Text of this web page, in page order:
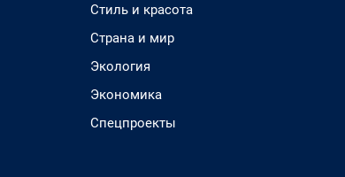
Стиль и красота
Страна и мир
Экология
Экономика
Спецпроекты